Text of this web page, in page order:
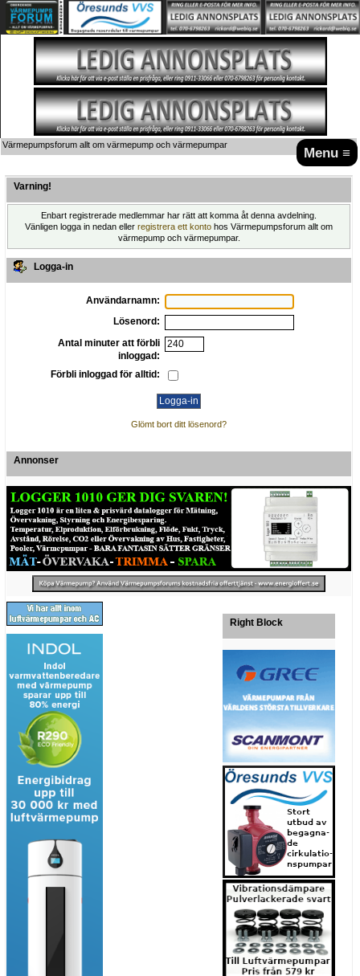
Menu ≡
Värmepumpsforum allt om värmepump och värmepumpar
Varning!
Enbart registrerade medlemmar har rätt att komma åt denna avdelning.
Vänligen logga in nedan eller registrera ett konto hos Värmepumpsforum allt om
värmepump och värmepumpar.
Logga-in
Användarnamn:
Lösenord:
Antal minuter att förbli
inloggad:
Förbli inloggad för alltid:
Glömt bort ditt lösenord?
Annonser
Right Block